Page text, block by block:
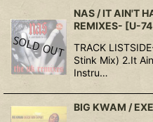
NAS / IT AIN'T
REMIXES- [U-
TRACK
Stink Mix) 2.It
Instru…
BIG KWAM /